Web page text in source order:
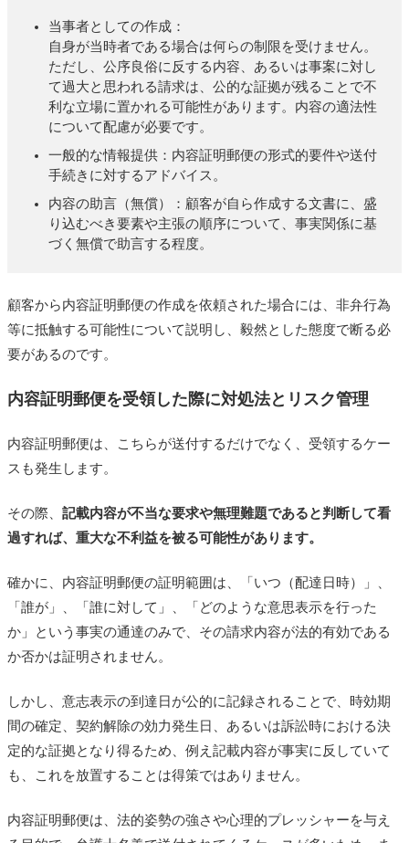
当事者としての作成：
自身が当時者である場合は何らの制限を受けません。
ただし、公序良俗に反する内容、あるいは事案に対し
て過大と思われる請求は、公的な証拠が残ることで不
利な立場に置かれる可能性があります。内容の適法性
について配慮が必要です。
一般的な情報提供：内容証明郵便の形式的要件や送付
手続きに対するアドバイス。
内容の助言（無償）：顧客が自ら作成する文書に、盛
り込むべき要素や主張の順序について、事実関係に基
づく無償で助言する程度。
顧客から内容証明郵便の作成を依頼された場合には、非弁行為
等に抵触する可能性について説明し、毅然とした態度で断る必
要があるのです。
内容証明郵便を受領した際に対処法とリスク管理
内容証明郵便は、こちらが送付するだけでなく、受領するケー
スも発生します。
その際、 記載内容が不当な要求や無理難題であると判断して看
過すれば、重大な不利益を被る可能性があります。
確かに、内容証明郵便の証明範囲は、「いつ（配達日時）」、
「誰が」、「誰に対して」、「どのような意思表示を行った
か」という事実の通達のみで、その請求内容が法的有効である
か否かは証明されません。
しかし、意志表示の到達日が公的に記録されることで、時効期
間の確定、契約解除の効力発生日、あるいは訴訟時における決
定的な証拠となり得るため、例え記載内容が事実に反していて
も、これを放置することは得策ではありません。
内容証明郵便は、法的姿勢の強さや心理的プレッシャーを与え